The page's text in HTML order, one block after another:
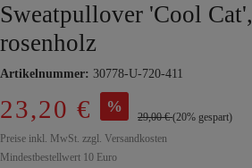
Sweatpullover 'Cool Cat',
rosenholz
Artikelnummer: 30778-U-720-411
23,20 € %
29,00 €(20% gespart)
Preise inkl. MwSt. zzgl. Versandkosten
Mindestbestellwert 10 Euro